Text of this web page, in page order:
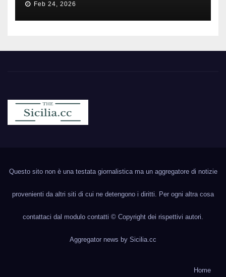
Feb 24, 2026
Questo sito non è una testata giornalistica ma un aggregatore di notizie
provenienti da altri siti di cui ne detengono i diritti. Per ogni altra cosa
contattaci dal modulo contatti © Copyright dei rispettivi autori.
Aggregator news by Sicilia.cc
Home